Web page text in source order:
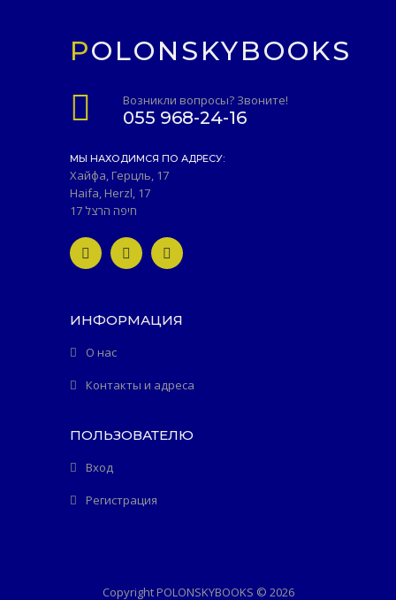
POLONSKYBOOKS
Возникли вопросы? Звоните!
055 968-24-16
МЫ НАХОДИМСЯ ПО АДРЕСУ:
Хайфа, Герцль, 17
Haifa, Herzl, 17
חיפה הרצל 17
ИНФОРМАЦИЯ
О нас
Контакты и адреса
ПОЛЬЗОВАТЕЛЮ
Вход
Регистрация
Copyright POLONSKYBOOKS © 2026